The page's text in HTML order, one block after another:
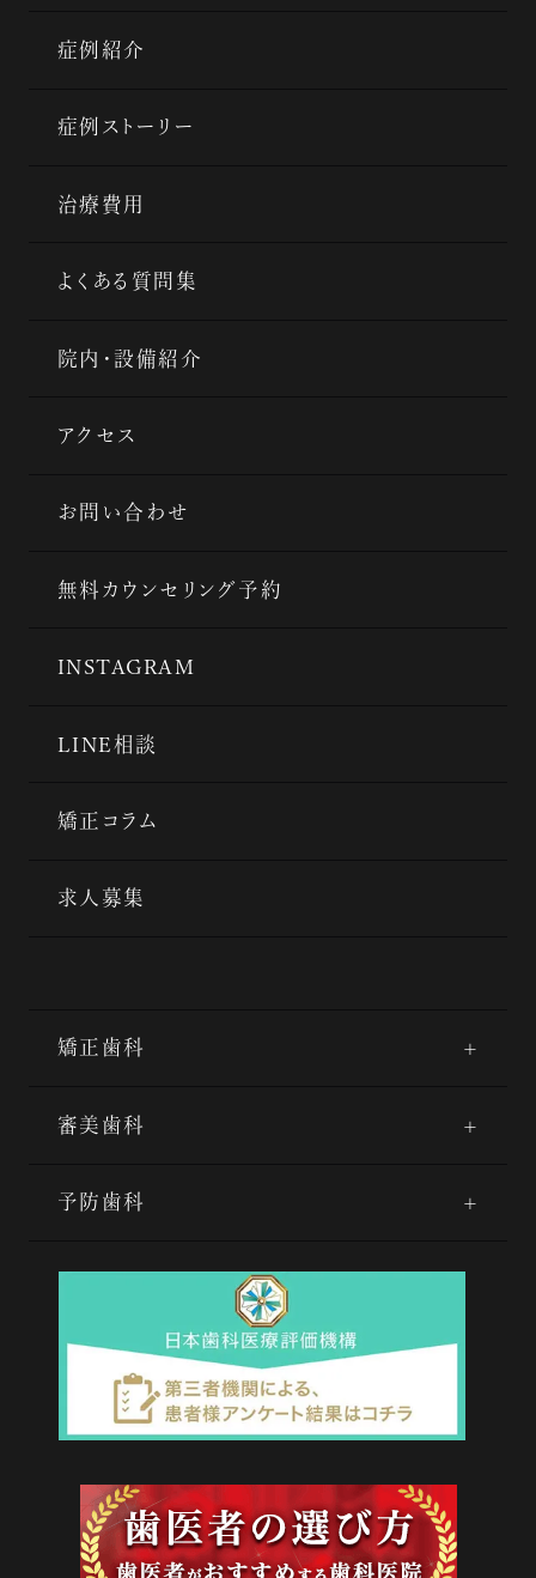
症例紹介
症例ストーリー
治療費用
よくある質問集
院内・設備紹介
アクセス
お問い合わせ
無料カウンセリング予約
INSTAGRAM
LINE相談
矯正コラム
求人募集
矯正歯科
審美歯科
予防歯科